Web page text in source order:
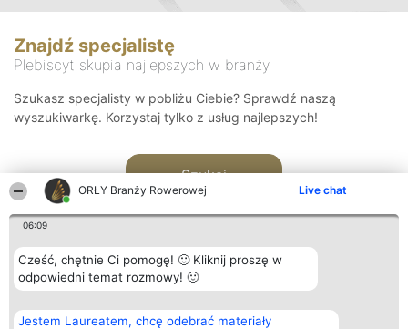
ORŁY Branży Rowerowej Live chat
06:09
Cześć, chętnie Ci pomogę! 🙂 Kliknij proszę w
odpowiedni temat rozmowy! 🙂
Jestem Laureatem, chcę odebrać materiały
Znajdź specjalistę
Plebiscyt skupia najlepszych w branży
Szukasz specjalisty w pobliżu Ciebie? Sprawdź naszą
wyszukiwarkę. Korzystaj tylko z usług najlepszych!
Szukaj
Organizator plebiscytu
Bright Side Solutions sp. z o.
Plebiscyt
Laureaci
Kontakt
Kontakt